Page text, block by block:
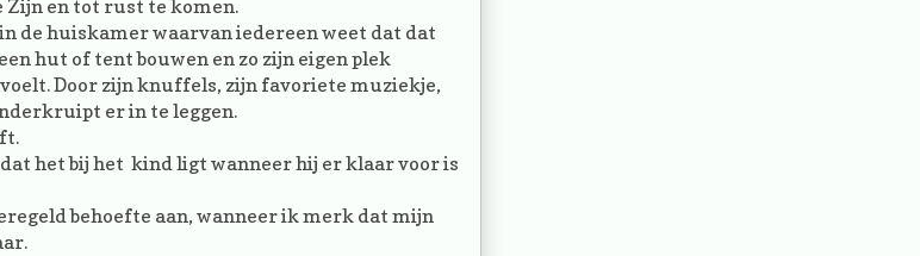
Zijn en tot rust te komen.
de huiskamer waarvan iedereen weet dat dat
hut of tent bouwen en zo zijn eigen plek
Door zijn knuffels, zijn favoriete muziekje,
er in te leggen.
het bij het kind ligt wanneer hij er klaar voor is
behoefte aan, wanneer ik merk dat mijn